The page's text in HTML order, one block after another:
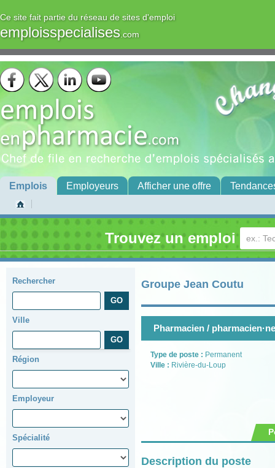
Ce site fait partie du réseau de sites d'emploi
emploisspecialises.com
Emplois Employeurs Afficher une offre
Trouvez un emploi
Rechercher
Ville
Région
Employeur
Spécialité
Groupe Jean Coutu
Pharmacien /
Type de poste : Permanent
Ville : Rivière-du-Loup
Description du poste